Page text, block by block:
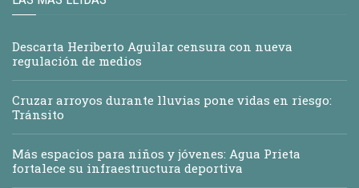
Descarta Heriberto Aguilar censura con nueva
regulación de medios
Cruzar arroyos durante lluvias pone vidas en riesgo:
Tránsito
Más espacios para niños y jóvenes: Agua Prieta
fortalece su infraestructura deportiva